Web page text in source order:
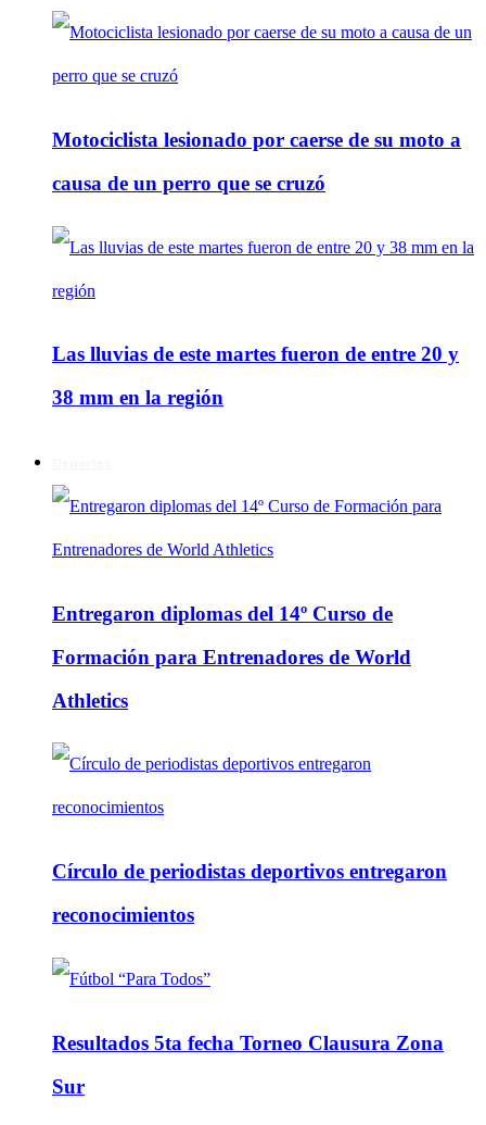
Motociclista lesionado por caerse de su moto a
causa de un perro que se cruzó
Las lluvias de este martes fueron de entre 20 y
38 mm en la región
Entregaron diplomas del 14º Curso de
Formación para Entrenadores de World
Athletics
Círculo de periodistas deportivos entregaron
reconocimientos
Resultados 5ta fecha Torneo Clausura Zona
Sur